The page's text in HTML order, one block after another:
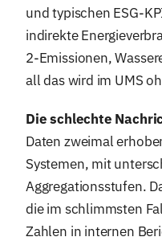
und typischen ESG-
indirekte
2-Emissionen,
all das wird im UMS
Die schlechte
Daten zweimal
Systemen, mit
Aggregationsstufen.
die im schlimmsten
Zahlen in internen